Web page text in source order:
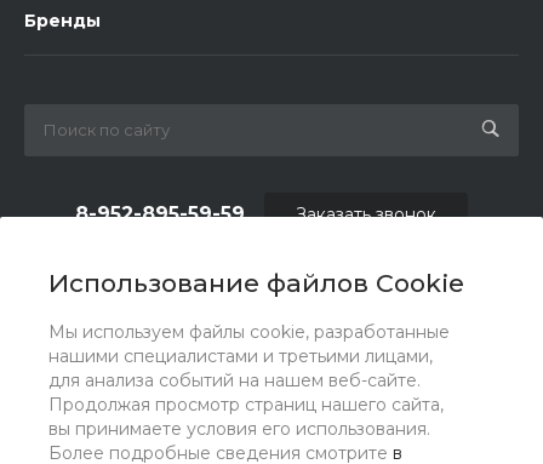
Использование файлов Cookie
Мы используем файлы cookie, разработанные
нашими специалистами и третьими лицами,
для анализа событий на нашем веб-сайте.
Продолжая просмотр страниц нашего сайта,
вы принимаете условия его использования.
Более подробные сведения смотрите в
Бренды
shop.fas@list.ru
8-952-895-59-59
oas_reklama@list.ru
Заказать звонок